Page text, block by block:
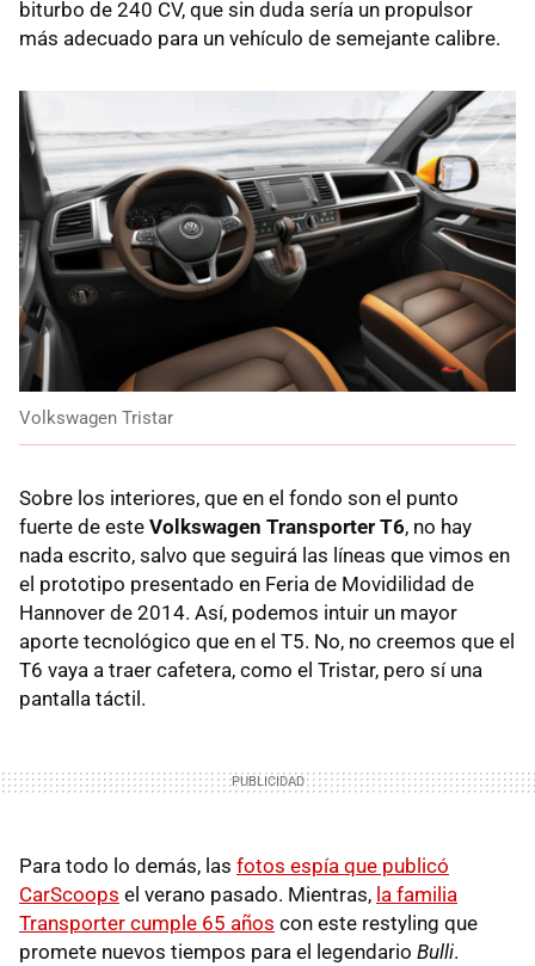
biturbo de 240 CV, que sin duda sería un propulsor
más adecuado para un vehículo de semejante calibre.
Volkswagen Tristar
Sobre los interiores, que en el fondo son el punto
fuerte de este Volkswagen Transporter T6, no hay
nada escrito, salvo que seguirá las líneas que vimos en
el prototipo presentado en Feria de Movidilidad de
Hannover de 2014. Así, podemos intuir un mayor
aporte tecnológico que en el T5. No, no creemos que el
T6 vaya a traer cafetera, como el Tristar, pero sí una
pantalla táctil.
Para todo lo demás, las fotos espía que publicó
CarScoops el verano pasado. Mientras, la familia
Transporter cumple 65 años con este restyling que
promete nuevos tiempos para el legendario Bulli.